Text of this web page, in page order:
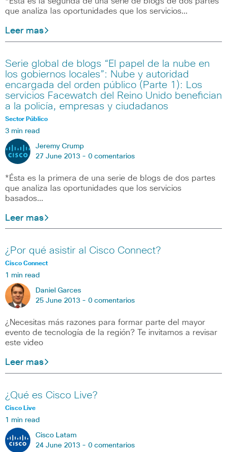
que analiza las oportunidades que los servicios…
Leer mas
Serie global de blogs “El papel de la nube en
los gobiernos locales”: Nube y autoridad
encargada del orden público (Parte 1): Los
servicios Facewatch del Reino Unido benefician
a la policía, empresas y ciudadanos
Sector Público
3 min read
Jeremy Crump
27 June 2013 - 0 comentarios
*Ésta es la primera de una serie de blogs de dos partes
que analiza las oportunidades que los servicios
basados…
Leer mas
¿Por qué asistir al Cisco Connect?
Cisco Connect
1 min read
Daniel Garces
25 June 2013 - 0 comentarios
¿Necesitas más razones para formar parte del mayor
evento de tecnología de la región? Te invitamos a revisar
este video
Leer mas
¿Qué es Cisco Live?
Cisco Live
1 min read
Cisco Latam
24 June 2013 - 0 comentarios